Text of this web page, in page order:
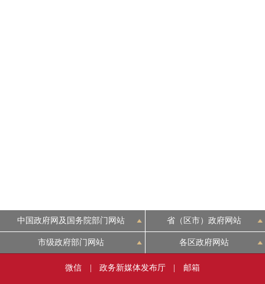
中国政府网及国务院部门网站 省（区市）政府网站
市级政府部门网站 各区政府网站
微信 政务新媒体发布厅 邮箱